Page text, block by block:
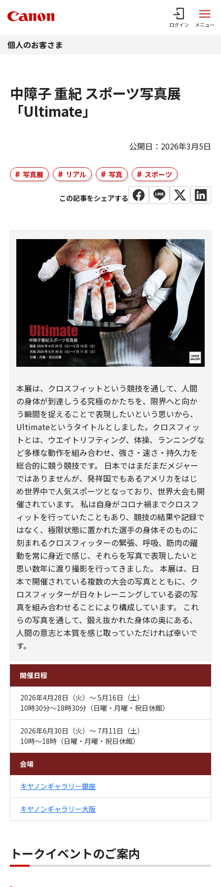
ログイン メニュー
個人のお客さま
中障子 重紀 スポーツ写真展
「Ultimate」
公開日：2026年3月5日
写真展 リアル 写真 スポーツ
本展は、クロスフィットという競技を通して、人間
の身体が到達しうる究極のかたちを、限界へと向か
う瞬間を捉えることで表現したいという思いから、
Ultimateというタイトルとしました。クロスフィッ
トとは、ウエイトリフティング、体操、ランニングな
ど多様な動作を組み合わせ、強さ・速さ・持久力を
総合的に競う競技です。 日本ではまだまだメジャー
ではありませんが、発祥国でもあるアメリカをはじ
め世界中で人気スポーツとなっており、世界大会も開
催されています。 私は自身がコロナ禍までクロスフ
ィットを行っていたこともあり、競技の結果や記録で
はなく、極限状態に置かれた選手の身体そのものに
刻まれるクロスフィッターの緊張、呼吸、筋肉の躍
動を常に身近で感じ、それらを写真で表現したいと
思い数年に渡り撮影を行ってきました。 本展は、日
本で開催されている複数の大会の写真とともに、ク
ロスフィッターが日々トレーニングしている姿の写
真を組み合わせることにより構成しています。 これ
らの写真を通して、鍛え抜かれた身体の奥にある、
人間の意志と本質を感じ取っていただければ幸いで
す。
開催日程
会場
2026年4月28日（火）～ 5月16日（土）
10時30分～18時30分（日曜・月曜・祝日休館）
キヤノンギャラリー銀座
2026年6月30日（火）～ 7月11日（土）
10時～18時（日曜・月曜・祝日休館）
キヤノンギャラリー大阪
トークイベントのご案内